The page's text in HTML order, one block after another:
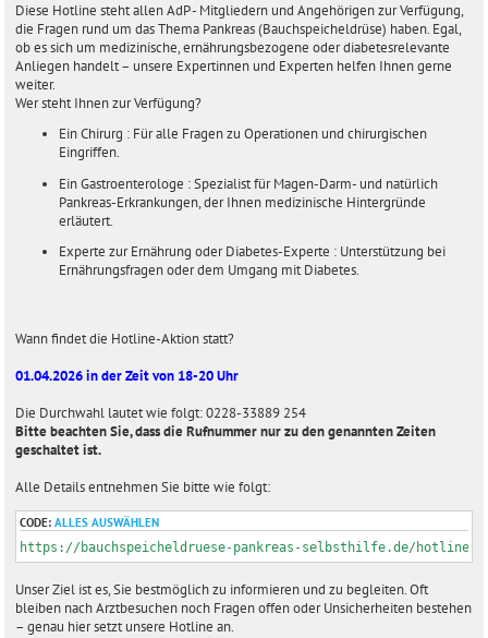
Diese Hotline steht allen AdP - Mitgliedern und Angehörigen zur Verfügung,
die Fragen rund um das Thema Pankreas (Bauchspeicheldrüse) haben. Egal,
ob es sich um medizinische, ernährungsbezogene oder diabetesrelevante
Anliegen handelt – unsere Expertinnen und Experten helfen Ihnen gerne
weiter.
Wer steht Ihnen zur Verfügung?
Ein Chirurg : Für alle Fragen zu Operationen und chirurgischen
Eingriffen.
Ein Gastroenterologe : Spezialist für Magen-Darm- und natürlich
Pankreas-Erkrankungen, der Ihnen medizinische Hintergründe
erläutert.
Experte zur Ernährung oder Diabetes-Experte : Unterstützung bei
Ernährungsfragen oder dem Umgang mit Diabetes.
Wann findet die Hotline-Aktion statt?
01.04.2026 in der Zeit von 18-20 Uhr
Die Durchwahl lautet wie folgt: 0228-33889 254
Bitte beachten Sie, dass die Rufnummer nur zu den genannten Zeiten
geschaltet ist.
Alle Details entnehmen Sie bitte wie folgt:
CODE: ALLES AUSWÄHLEN
https://bauchspeicheldruese-pankreas-selbsthilfe.de/hotline/
Unser Ziel ist es, Sie bestmöglich zu informieren und zu begleiten. Oft
bleiben nach Arztbesuchen noch Fragen offen oder Unsicherheiten bestehen
– genau hier setzt unsere Hotline an.